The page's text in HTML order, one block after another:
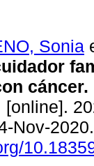
Sonia
cáncer.
[online].
Nov-